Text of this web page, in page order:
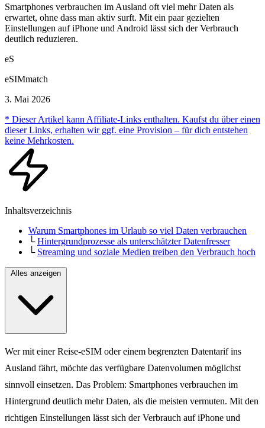
Smartphones verbrauchen im Ausland oft viel mehr Daten als
erwartet, ohne dass man aktiv surft. Mit ein paar gezielten
Einstellungen auf iPhone und Android lässt sich der Verbrauch
deutlich reduzieren.
eS
eSIMmatch
3. Mai 2026
* Dieser Artikel kann Affiliate-Links enthalten. Kaufst du über einen
dieser Links, erhalten wir ggf. eine Provision – für dich entstehen
keine Mehrkosten.
Inhaltsverzeichnis
Warum Smartphones im Urlaub so viel Daten verbrauchen
└ Hintergrundprozesse als unterschätzter Datenfresser
└ Streaming und soziale Medien treiben den Verbrauch hoch
Alles anzeigen
Wer mit einer Reise-eSIM oder einem begrenzten Datentarif ins
Ausland fährt, möchte das verfügbare Datenvolumen möglichst
sinnvoll einsetzen. Das Problem: Smartphones verbrauchen im
Hintergrund deutlich mehr Daten, als die meisten vermuten. Mit den
richtigen Einstellungen lässt sich der Verbrauch auf iPhone und